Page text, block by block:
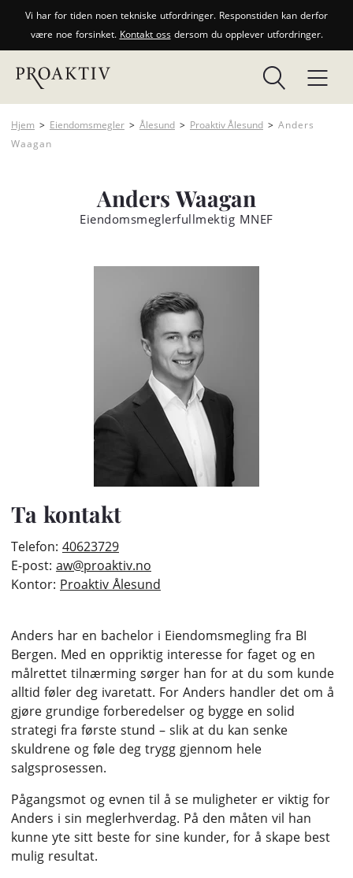
Vi har for tiden noen tekniske utfordringer. Responstiden kan derfor
være noe forsinket. Kontakt ossdersom du opplever utfordringer.
Hjem > Eiendomsmegler > Ålesund > Proaktiv Ålesund > Anders
Waagan
Anders Waagan
Eiendomsmeglerfullmektig MNEF
Ta kontakt
Telefon: 40623729
E-post: aw@proaktiv.no
Kontor: Proaktiv Ålesund
Anders har en bachelor i Eiendomsmegling fra BI
Bergen. Med en oppriktig interesse for faget og en
målrettet tilnærming sørger han for at du som kunde
alltid føler deg ivaretatt. For Anders handler det om å
gjøre grundige forberedelser og bygge en solid
strategi fra første stund – slik at du kan senke
skuldrene og føle deg trygg gjennom hele
salgsprosessen.
Pågangsmot og evnen til å se muligheter er viktig for
Anders i sin meglerhverdag. På den måten vil han
kunne yte sitt beste for sine kunder, for å skape best
mulig resultat.